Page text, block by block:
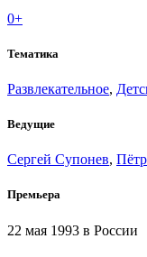
0+
Тематика
Развлекательное,
Ведущие
Сергей Супонев,
Премьера
22 мая 1993 в России